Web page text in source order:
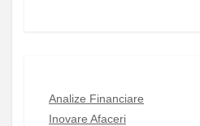
Analize Financiare
Inovare Afaceri